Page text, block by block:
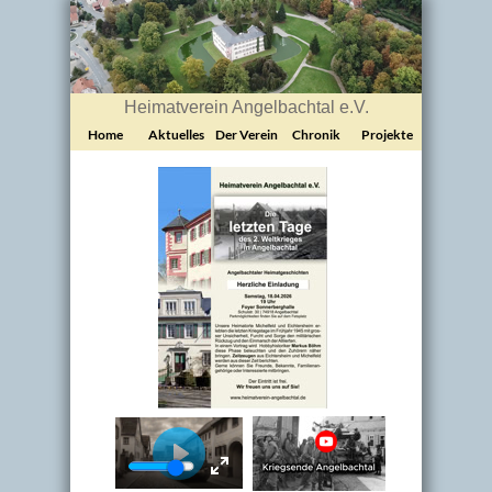
Heimatverein Angelbachtal e.V.
Home Aktuelles Der Verein Chronik Projekte